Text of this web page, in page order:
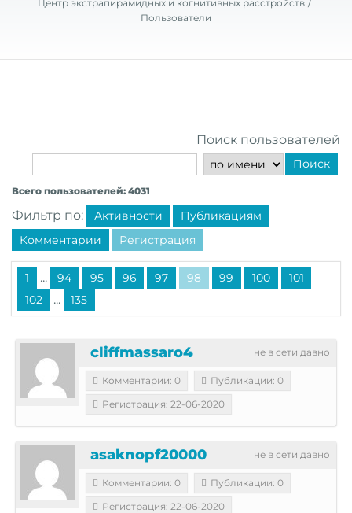
Центр экстрапирамидных и когнитивных расстройств
Пользователи
Поиск пользователей
Поиск
Всего пользователей: 4031
Фильтр по: Активности
Публикациям
Комментарии
Регистрация
1 ... 94 95 96 97 98 99 100
101
102
... 135
не в сети давно
cliffmassaro4
Комментарии: 0
Публикации: 0
Регистрация: 22-06-2020
не в сети давно
asaknopf20000
Комментарии: 0
Публикации: 0
Регистрация: 22-06-2020